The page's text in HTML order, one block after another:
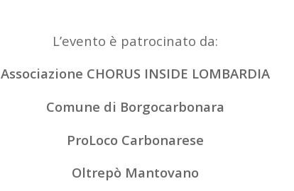
L’evento è patrocinato da:
Associazione CHORUS INSIDE LOMBARDIA
Comune di Borgocarbonara
ProLoco Carbonarese
Oltrepò Mantovano